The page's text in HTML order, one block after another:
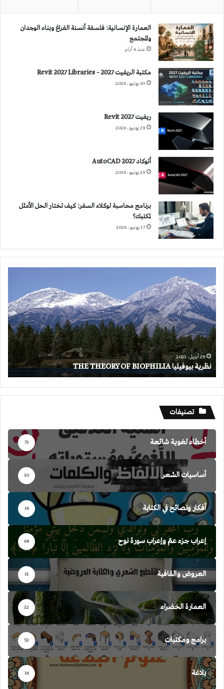
العمارة الإنسانية: فلسفة أنسنة الفراغ وبناء الوجدان
والمجتمع
منذ 6 أيام
مكتبة الريفيت 2027 – Revit 2027 Libraries
30 يونيو، 2026
ريفيت 2027 Revit
29 يونيو، 2026
أتوكاد 2027 AutoCAD
29 يونيو، 2026
برنامج محاسبة لوكلاء السفر: كيف تختار الحل الأمثل
لمكتبك؟
17 يونيو، 2026
THE
THEORY
OF
BIOPHILIA
29 أبريل، 2021
نظرية بيوفيليا THE THEORY OF BIOPHILIA
تصنيفات
أخطاء لغوية شائعة 73
أساسيات الشعر 10
أفكار ونصائح في الكتابة 16
إعراب جزء عمّ وإعراب سورة نوح 68
العروض والقافية 31
العمارة الخضراء 22
برامج ومكتبات 52
بلاغة 16